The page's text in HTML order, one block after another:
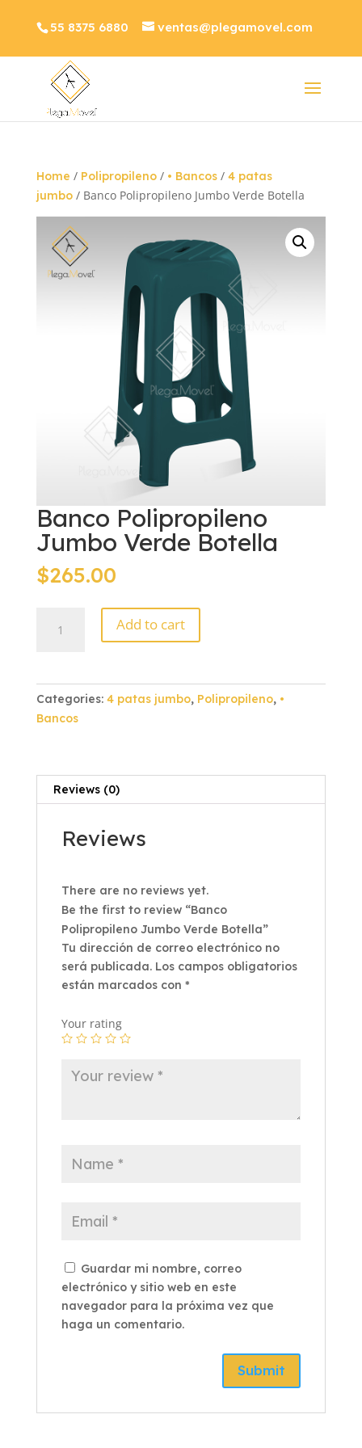
55 8375 6880 ventas@plegamovel.com
Home / Polipropileno/ • Bancos/ 4 patas
jumbo/ Banco Polipropileno Jumbo Verde Botella
Banco Polipropileno
Jumbo Verde Botella
$265.00
Polipropileno
quantity
Add to cart
Categories: 4 patas jumbo, Polipropileno, •
Bancos
Reviews (0)
Reviews
There are no reviews yet.
Be the first to review “Banco
Polipropileno Jumbo Verde Botella”
Tu dirección de correo electrónico no
será publicada. Los campos obligatorios
están marcados con *
Your rating
Guardar mi nombre, correo
electrónico y sitio web en este
navegador para la próxima vez que
haga un comentario.